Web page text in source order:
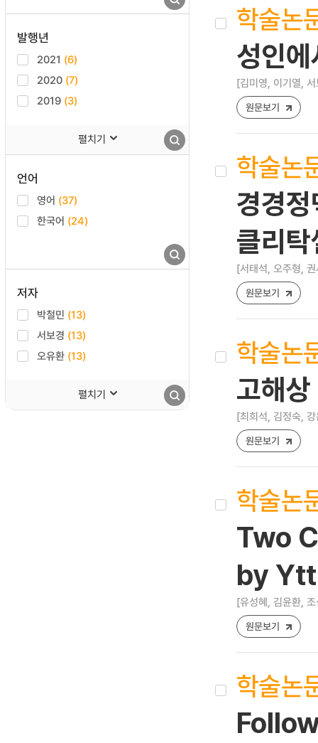
발행년
2021 (6)
2020 (7)
2019 (3)
펼치기
언어
영어 (37)
한국어 (24)
저자
박철민 (13)
서보경 (13)
오유환 (13)
펼치기
학술논
성인
[김미영, 이기열,
원문보기
학술논
경경
클리
[서태석, 오주형,
원문보기
학술논
고해
[최희석, 김정숙,
원문보기
학술논
Two
by
[유성혜, 김윤환,
원문보기
학술논